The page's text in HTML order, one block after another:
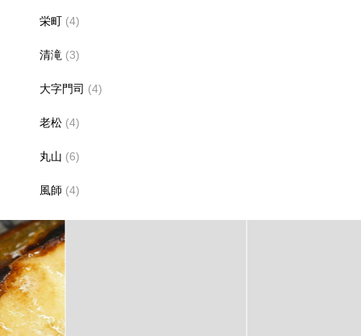
栄町 (4)
清滝 (3)
大字門司 (4)
老松 (4)
丸山 (6)
風師 (4)